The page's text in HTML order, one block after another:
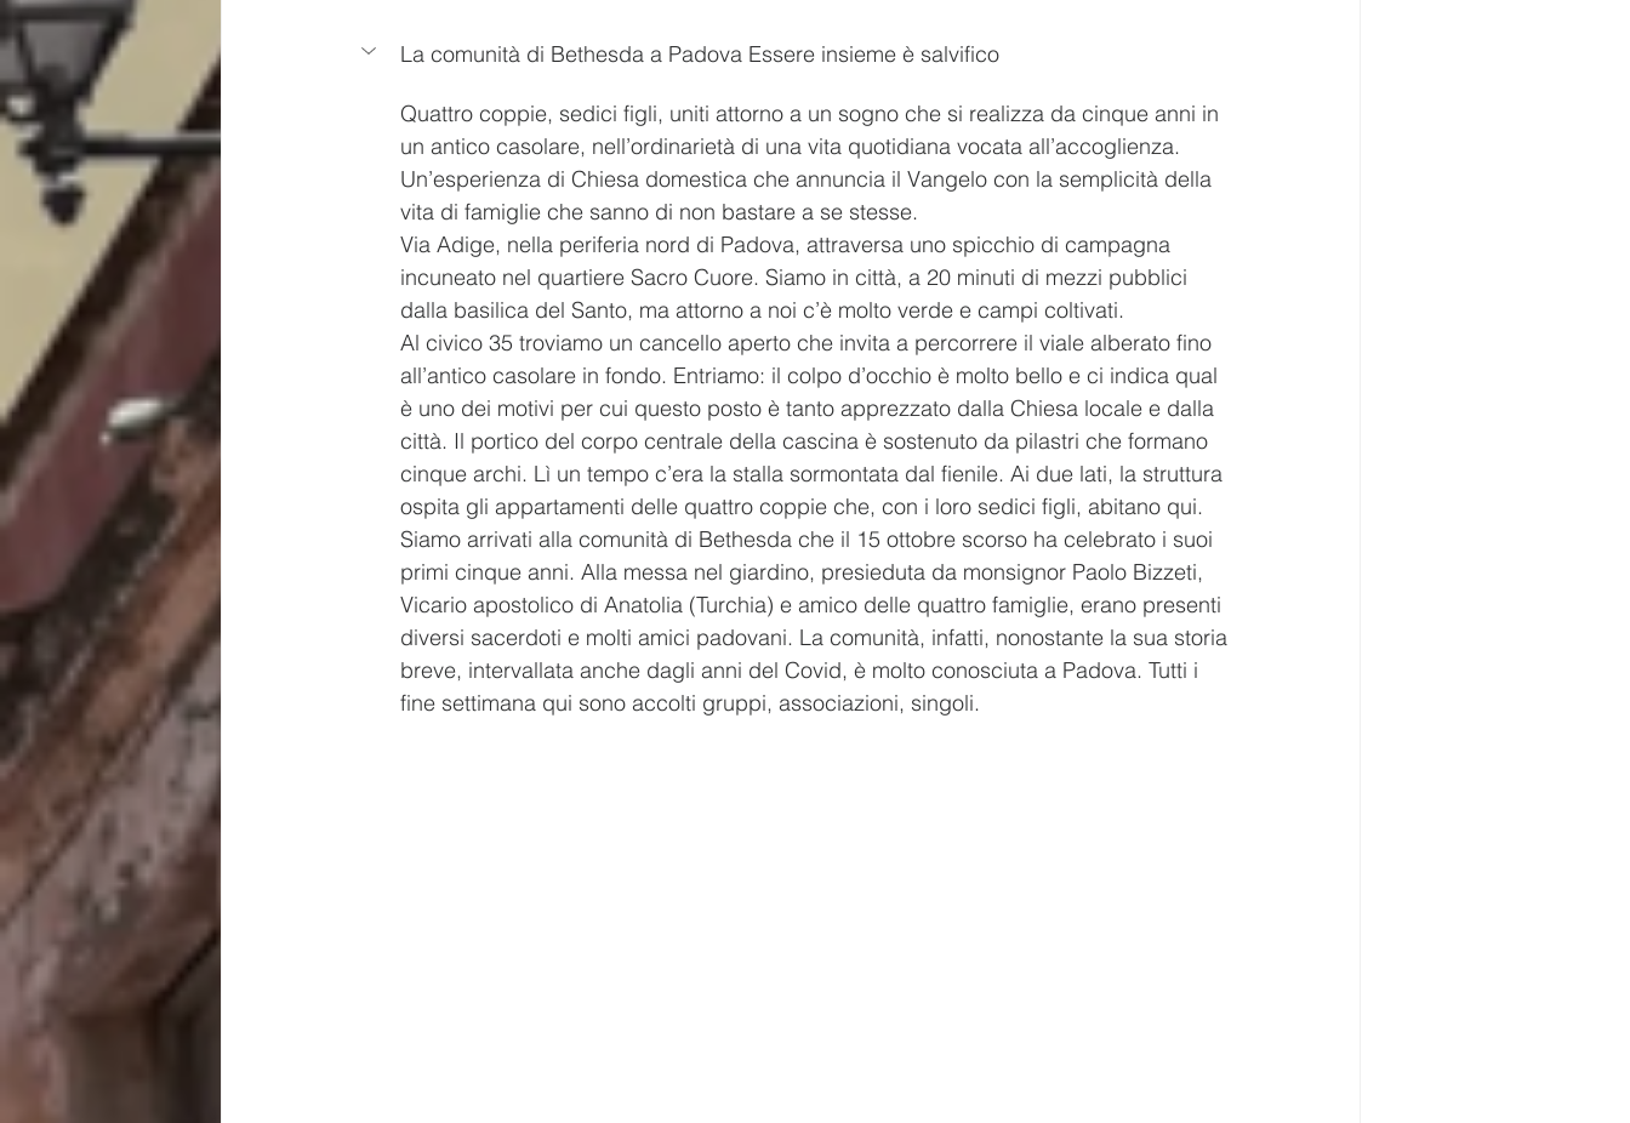
La comunità di Bethesda a Padova Essere insieme è salvifico
Quattro coppie, sedici figli, uniti attorno a un sogno che si realizza da cinque anni in
un antico casolare, nell’ordinarietà di una vita quotidiana vocata all’accoglienza.
Un’esperienza di Chiesa domestica che annuncia il Vangelo con la semplicità della
vita di famiglie che sanno di non bastare a se stesse.
Via Adige, nella periferia nord di Padova, attraversa uno spicchio di campagna
incuneato nel quartiere Sacro Cuore. Siamo in città, a 20 minuti di mezzi pubblici
dalla basilica del Santo, ma attorno a noi c’è molto verde e campi coltivati.
Al civico 35 troviamo un cancello aperto che invita a percorrere il viale alberato fino
all’antico casolare in fondo. Entriamo: il colpo d’occhio è molto bello e ci indica qual
è uno dei motivi per cui questo posto è tanto apprezzato dalla Chiesa locale e dalla
città. Il portico del corpo centrale della cascina è sostenuto da pilastri che formano
cinque archi. Lì un tempo c’era la stalla sormontata dal fienile. Ai due lati, la struttura
ospita gli appartamenti delle quattro coppie che, con i loro sedici figli, abitano qui.
Siamo arrivati alla comunità di Bethesda che il 15 ottobre scorso ha celebrato i suoi
primi cinque anni. Alla messa nel giardino, presieduta da monsignor Paolo Bizzeti,
Vicario apostolico di Anatolia (Turchia) e amico delle quattro famiglie, erano presenti
diversi sacerdoti e molti amici padovani. La comunità, infatti, nonostante la sua storia
breve, intervallata anche dagli anni del Covid, è molto conosciuta a Padova. Tutti i
fine settimana qui sono accolti gruppi, associazioni, singoli.